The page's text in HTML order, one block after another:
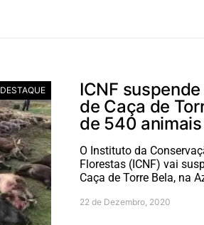
DESTAQUE
ICNF
de Caça de
de 540 animais
O Instituto da
Florestas (ICNF) vai
Caça de Torre Bela, na
22 de Dezembro, 2020